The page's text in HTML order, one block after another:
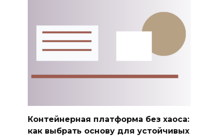
Контейнерная платформа без хаоса:
как выбрать основу для устойчивых